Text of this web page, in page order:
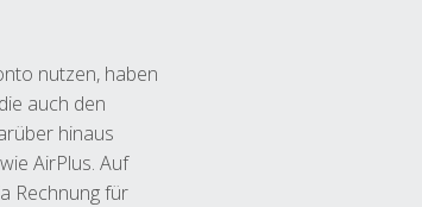
nutzen, haben
auch den
hinaus
AirPlus. Auf
Rechnung für